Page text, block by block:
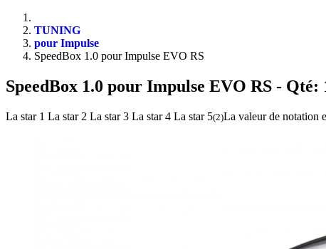
TUNING
pour Impulse
SpeedBox 1.0 pour Impulse EVO RS
SpeedBox 1.0 pour Impulse EVO RS - Qté:
La star 1 La star 2 La star 3 La star 4 La star 5(2)La valeur de notation